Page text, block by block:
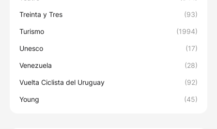
Treinta y Tres (93)
Turismo (1994)
Unesco (17)
Venezuela (28)
Vuelta Ciclista del Uruguay (92)
Young (45)